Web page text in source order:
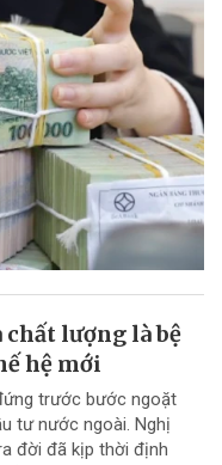
chất lượng là bệ
hệ mới
trước bước ngoặt
tư nước ngoài. Nghị
đời đã kịp thời định